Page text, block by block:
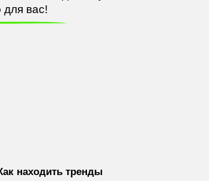
вас!
находить тренды